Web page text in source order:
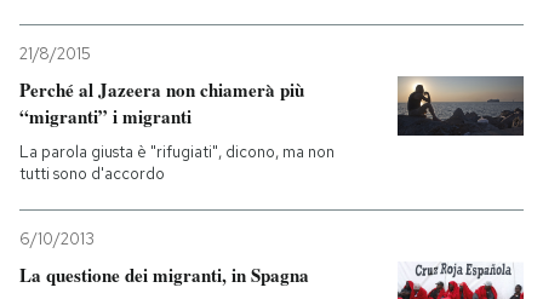
21/8/2015
Perché al Jazeera non chiamerà più
“migranti” i migranti
La parola giusta è "rifugiati", dicono, ma non
tutti sono d'accordo
6/10/2013
La questione dei migranti, in Spagna